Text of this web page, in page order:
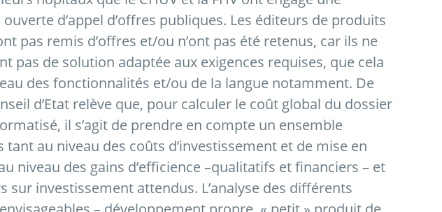
d’appel d’offres publiques. Les éditeurs de produits
pas remis d’offres et/ou n’ont pas été retenus, car ils ne
pas de solution adaptée aux exigences requises, que cela
des fonctionnalités et/ou de la langue notamment. De
d’Etat relève que, pour calculer le coût global du dossier
il s’agit de prendre en compte un ensemble
tant au niveau des coûts d’investissement et de mise en
niveau des gains d’efficience –qualitatifs et financiers – et
sur investissement attendus. L’analyse des différents